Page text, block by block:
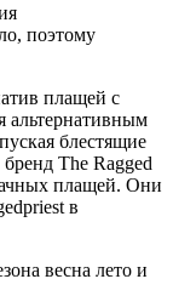
поэтому
плащей с
альтернативным
блестящие
The Ragged
плащей. Они
в